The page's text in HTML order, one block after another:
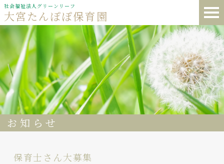
社会福祉法人グリーンリーフ
大宮たんぽぽ保育園
お知らせ
保育士さん大募集